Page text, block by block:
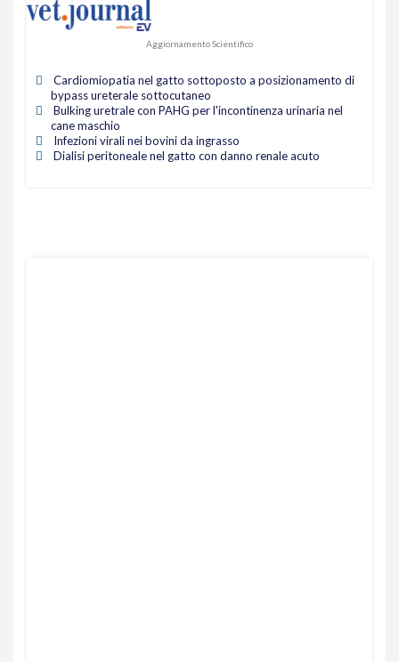
Aggiornamento Scientifico
Cardiomiopatia nel gatto sottoposto a posizionamento di
bypass ureterale sottocutaneo
Bulking uretrale con PAHG per l'incontinenza urinaria nel
cane maschio
Infezioni virali nei bovini da ingrasso
Dialisi peritoneale nel gatto con danno renale acuto